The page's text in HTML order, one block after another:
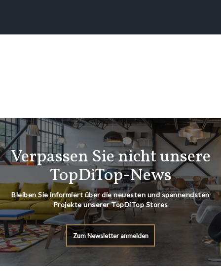
Verpassen Sie nicht unsere
TopDiTop-News
Bleiben Sie informiert über die neuesten und spannendsten
Projekte unserer TopDiTop Stores
Zum Newsletter anmelden